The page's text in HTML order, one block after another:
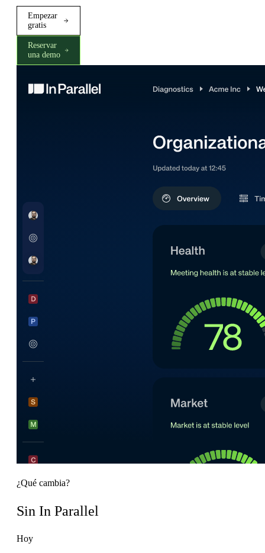
Empezar
gratis
Reservar
una demo
¿Qué cambia?
Sin In Parallel
Hoy